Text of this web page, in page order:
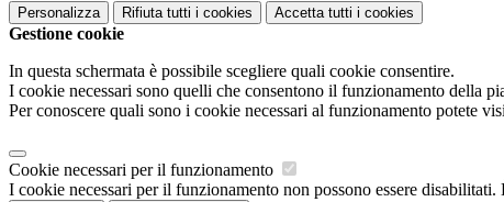
Personalizza Rifiuta tutti i cookies Accetta tutti i cookies
Gestione cookie
In questa schermata è possibile scegliere quali cookie consentire.
I cookie necessari sono quelli che consentono il funzionamento della
Per conoscere quali sono i cookie necessari al funzionamento potete
Cookie necessari per il funzionamento
I cookie necessari per il funzionamento non possono essere